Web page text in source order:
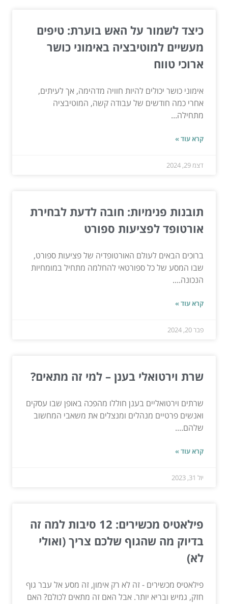
כיצד לשמור על האש בוערת: טיפים
מעשיים למוטיבציה באימוני כושר
ארוכי טווח
אימוני כושר יכולים להיות חוויה מדהימה, אך לעיתים,
אחרי כמה חודשים של עבודה קשה, המוטיבציה
מתחילה...
קרא עוד »
דצמ 29, 2024
תובנות פנימיות: חובה לדעת לבחירת
אורטופד לפציעות ספורט
ברוכים הבאים לעולם האורטופדיה של פציעות ספורט,
שבו המסע של כל ספורטאי להחלמה מתחיל במומחיות
הנכונה....
קרא עוד »
פבר 20, 2024
שרת וירטואלי בענן – למי זה מתאים?
שרתים וירטואליים בענן חוללו מהפכה באופן שבו עסקים
ואנשים פרטיים מנהלים ומנצלים את משאבי המחשוב
שלהם....
קרא עוד »
יול 31, 2023
פילאטיס מכשירים: 12 סיבות למה זה
בדיוק מה שהגוף שלכם צריך (ואולי
לא)
פילאטיס מכשירים - זה לא רק אימון, זה מסע אל עבר גוף
חזק, גמיש ובריא יותר. אבל האם זה מתאים לכולם? האם